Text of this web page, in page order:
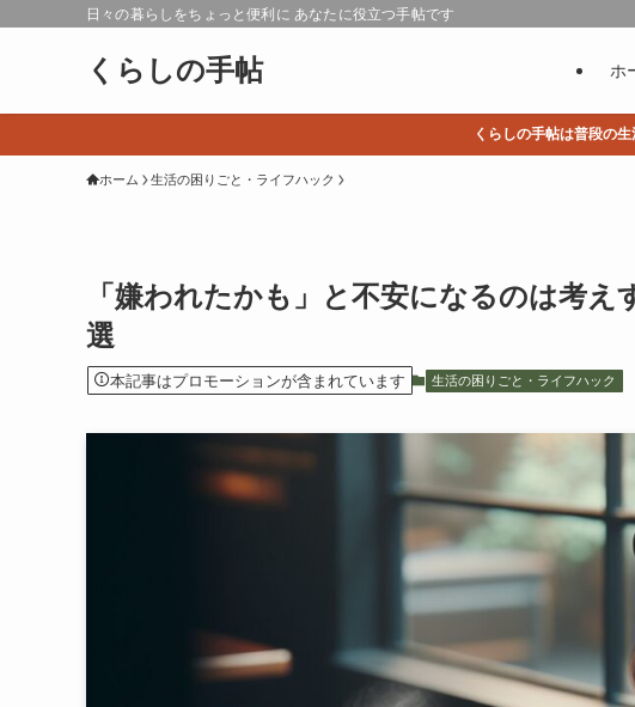
日々の暮らしをちょっと便利に あなたに役立つ手帖です
くらしの手帖 ホ
くらしの手帖は普段の
ホーム 生活の困りごと・ライフハック
「嫌われたかも」と不安になるのは考
選
本記事はプロモーションが含まれています 生活の困りごと・ライフハック